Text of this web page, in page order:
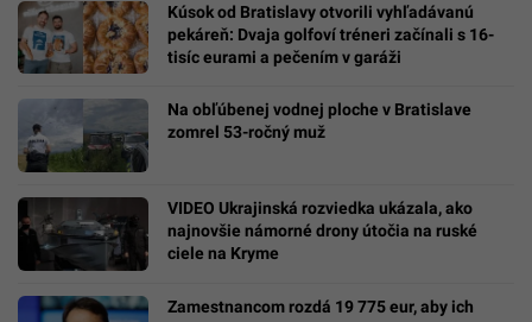
Kúsok od Bratislavy otvorili vyhľadávanú
pekáreň: Dvaja golfoví tréneri začínali s 16-
tisíc eurami a pečením v garáži
Na obľúbenej vodnej ploche v Bratislave
zomrel 53-ročný muž
VIDEO Ukrajinská rozviedka ukázala, ako
najnovšie námorné drony útočia na ruské
ciele na Kryme
Zamestnancom rozdá 19 775 eur, aby ich